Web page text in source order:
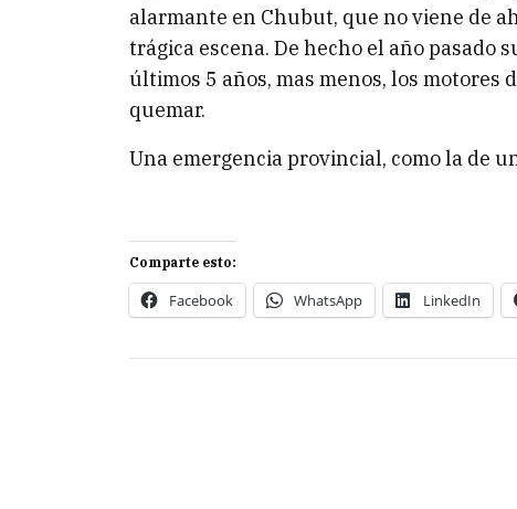
alarmante en Chubut, que no viene de
trágica escena. De hecho el año pasado
últimos 5 años, mas menos, los
quemar.
Una emergencia provincial, como la de
Comparte esto:
Facebook WhatsApp LinkedIn